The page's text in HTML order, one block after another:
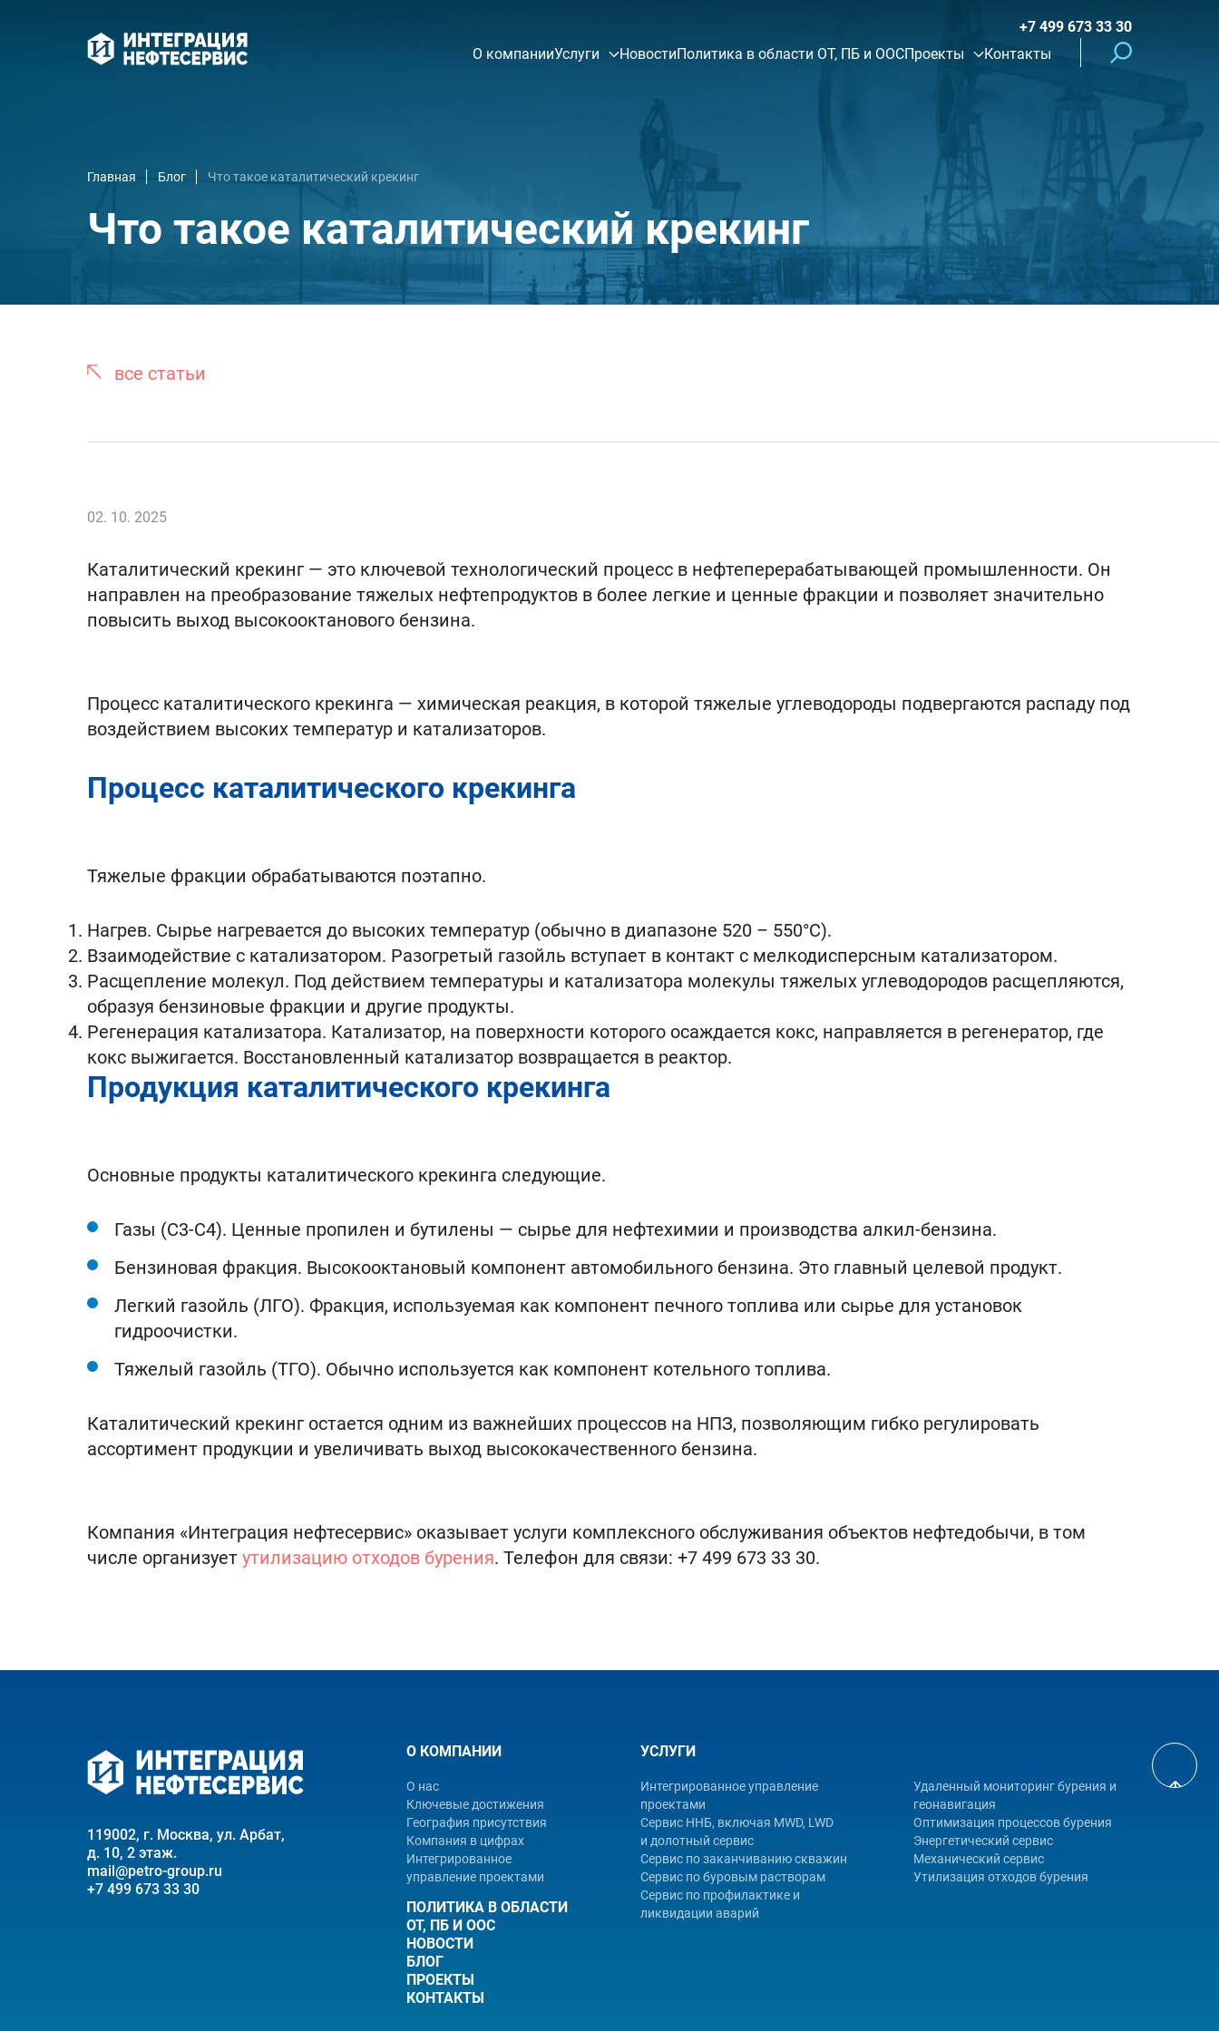
+7 499 673 33 30
О компанииУслуги НовостиПолитика в области ОТ, ПБ и ООСПроекты Контакты
Главная Блог Что такое каталитический крекинг
Что такое каталитический крекинг
все статьи
02. 10. 2025
Каталитический крекинг — это ключевой технологический процесс в нефтеперерабатывающей промышленности. Он
направлен на преобразование тяжелых нефтепродуктов в более легкие и ценные фракции и позволяет значительно
повысить выход высокооктанового бензина.
Процесс каталитического крекинга — химическая реакция, в которой тяжелые углеводороды подвергаются распаду под
воздействием высоких температур и катализаторов.
Процесс каталитического крекинга
Тяжелые фракции обрабатываются поэтапно.
Нагрев. Сырье нагревается до высоких температур (обычно в диапазоне 520 – 550°C).
Взаимодействие с катализатором. Разогретый газойль вступает в контакт с мелкодисперсным катализатором.
Расщепление молекул. Под действием температуры и катализатора молекулы тяжелых углеводородов расщепляются,
образуя бензиновые фракции и другие продукты.
Регенерация катализатора. Катализатор, на поверхности которого осаждается кокс, направляется в регенератор, где
кокс выжигается. Восстановленный катализатор возвращается в реактор.
Продукция каталитического крекинга
Основные продукты каталитического крекинга следующие.
Газы (C3-C4). Ценные пропилен и бутилены — сырье для нефтехимии и производства алкил-бензина.
Бензиновая фракция. Высокооктановый компонент автомобильного бензина. Это главный целевой продукт.
Легкий газойль (ЛГО). Фракция, используемая как компонент печного топлива или сырье для установок
гидроочистки.
Тяжелый газойль (ТГО). Обычно используется как компонент котельного топлива.
Каталитический крекинг остается одним из важнейших процессов на НПЗ, позволяющим гибко регулировать
ассортимент продукции и увеличивать выход высококачественного бензина.
Компания «Интеграция нефтесервис» оказывает услуги комплексного обслуживания объектов нефтедобычи, в том
числе организует утилизацию отходов бурения. Телефон для связи: +7 499 673 33 30.
119002, г. Москва, ул. Арбат,
д. 10, 2 этаж.
mail@petro-group.ru
+7 499 673 33 30
О КОМПАНИИ
О нас
Ключевые достижения
География присутствия
Компания в цифрах
Интегрированное
управление проектами
ПРОЕКТЫ
КОНТАКТЫ
НОВОСТИ
БЛОГ
ПОЛИТИКА В ОБЛАСТИ
ОТ, ПБ И ООС
УСЛУГИ
Интегрированное управление
проектами
Сервис ННБ, включая MWD, LWD
и долотный сервис
Сервис по заканчиванию скважин
Сервис по буровым растворам
Сервис по профилактике и
ликвидации аварий
Удаленный мониторинг бурения и
геонавигация
Оптимизация процессов бурения
Энергетический сервис
Механический сервис
Утилизация отходов бурения